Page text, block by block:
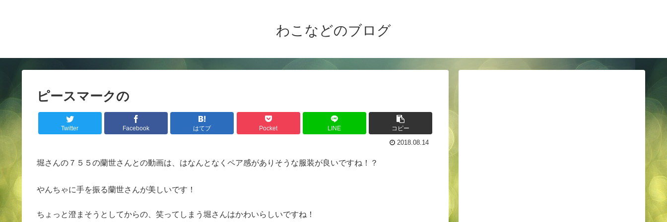
わこなどのブログ
ピースマークの
Twitter Facebook はてブ Pocket LINE コピー
2018.08.14
堀さんの７５５の蘭世さんとの動画は、はなんとなくペア感がありそうな服装が良いですね！？
やんちゃに手を振る蘭世さんが美しいです！
ちょっと澄まそうとしてからの、笑ってしまう堀さんはかわいらしいですね！